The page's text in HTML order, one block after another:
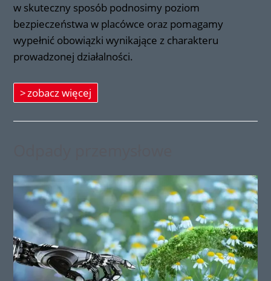
w skuteczny sposób podnosimy poziom
bezpieczeństwa w placówce oraz pomagamy
wypełnić obowiązki wynikające z charakteru
prowadzonej działalności.
zobacz więcej